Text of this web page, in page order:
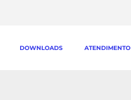
DOWNLOADS ATENDIMENTO